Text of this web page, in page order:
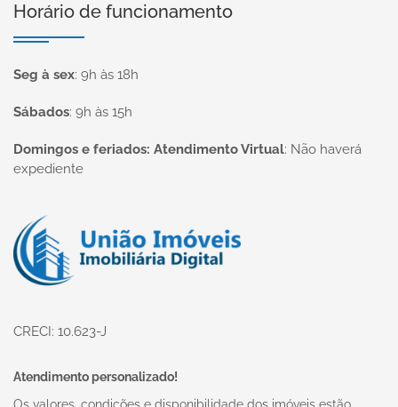
Horário de funcionamento
Seg à sex: 9h às 18h
Sábados: 9h às 15h
Domingos e feriados: Atendimento Virtual: Não haverá
expediente
Página inicial
CRECI: 10.623-J
Atendimento personalizado!